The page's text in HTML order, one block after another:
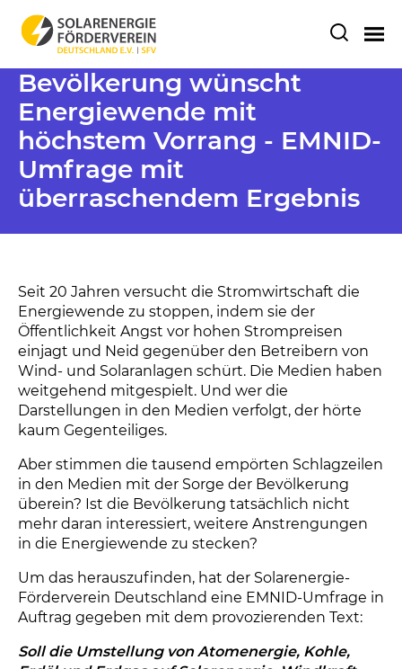
Bevölkerung wünscht
Energiewende mit
höchstem Vorrang - EMNID-
Umfrage mit
überraschendem Ergebnis
Seit 20 Jahren versucht die Stromwirtschaft die
Energiewende zu stoppen, indem sie der
Öffentlichkeit Angst vor hohen Strompreisen
einjagt und Neid gegenüber den Betreibern von
Wind- und Solaranlagen schürt. Die Medien haben
weitgehend mitgespielt. Und wer die
Darstellungen in den Medien verfolgt, der hörte
kaum Gegenteiliges.
Aber stimmen die tausend empörten Schlagzeilen
in den Medien mit der Sorge der Bevölkerung
überein? Ist die Bevölkerung tatsächlich nicht
mehr daran interessiert, weitere Anstrengungen
in die Energiewende zu stecken?
Um das herauszufinden, hat der Solarenergie-
Förderverein Deutschland eine EMNID-Umfrage in
Auftrag gegeben mit dem provozierenden Text:
Soll die Umstellung von Atomenergie, Kohle,